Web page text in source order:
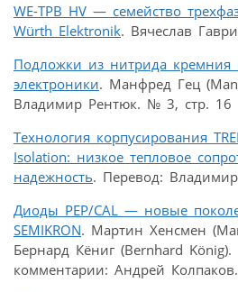
WE-TPB HV — семейство
Würth Elektronik. Вячеслав
Подложки из нитрида кремния
электроники. Манфред Гец
Владимир Рентюк. № 3, стр. 16
Технология корпусирования
Isolation: низкое тепловое
надежность. Перевод:
Диоды PEP/CAL — новые
SEMIKRON. Мартин Хенсмен
Бернард Кёниг (Bernhard
комментарии: Андрей